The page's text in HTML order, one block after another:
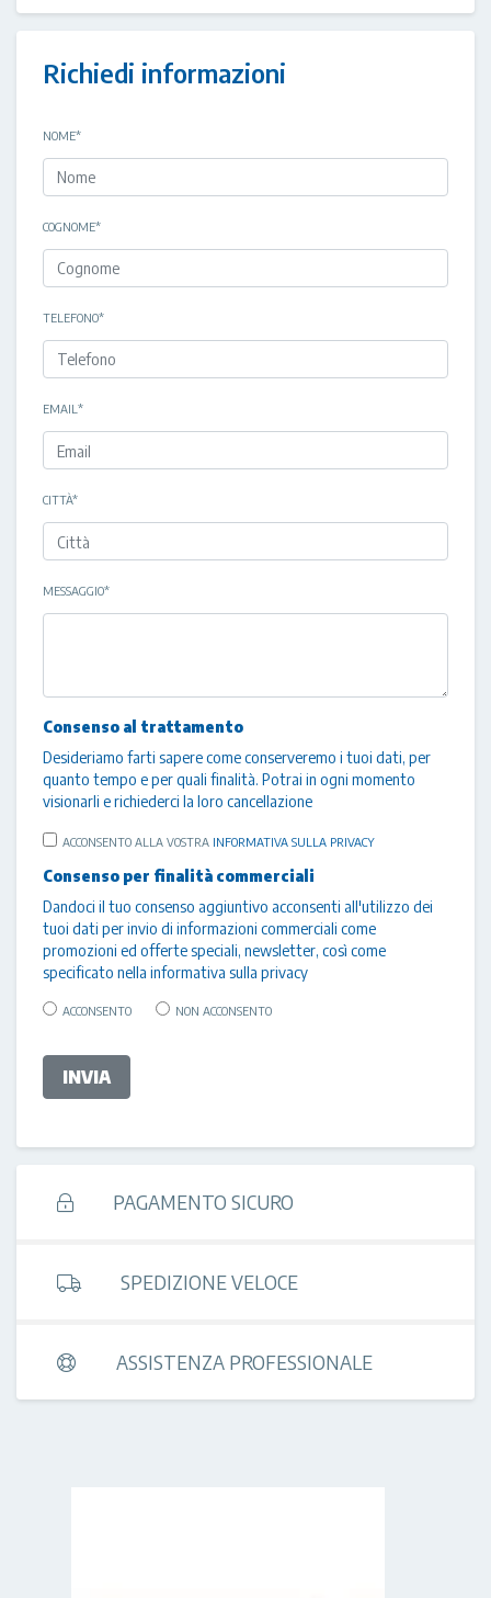
Richiedi informazioni
NOME*
COGNOME*
TELEFONO*
EMAIL *
CITTÀ*
MESSAGGIO*
Consenso al trattamento
Desideriamo farti sapere come conserveremo i tuoi dati, per
quanto tempo e per quali finalità. Potrai in ogni momento
visionarli e richiederci la loro cancellazione
ACCONSENTO ALLA VOSTRA INFORMATIVA SULLA PRIVACY
Consenso per finalità commerciali
Dandoci il tuo consenso aggiuntivo acconsenti all'utilizzo dei
tuoi dati per invio di informazioni commerciali come
promozioni ed offerte speciali, newsletter, così come
specificato nella informativa sulla privacy
ACCONSENTO NON ACCONSENTO
INVIA
PAGAMENTO SICURO
SPEDIZIONE VELOCE
ASSISTENZA PROFESSIONALE